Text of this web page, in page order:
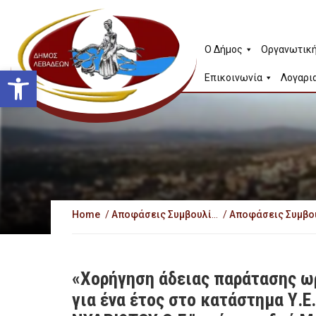
Ανοίξτε τη γραμμή εργαλείων
Ο Δήμος
Επικοινωνία
Home / /
«Χορήγηση άδειας παράτασης
για ένα έτος στο κατάστημα